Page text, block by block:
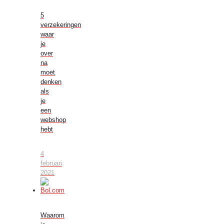
5
verzekeringen
waar
je
over
na
moet
denken
als
je
een
webshop
hebt
4
februari
2021
Waarom